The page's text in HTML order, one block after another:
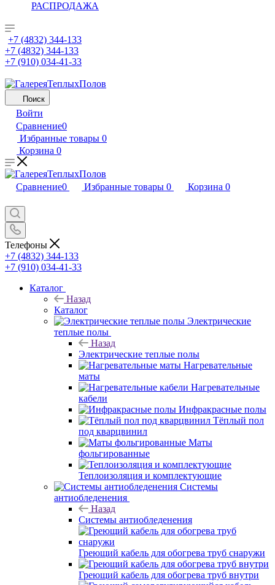
РАСПРОДАЖА
+7 (4832) 344-133
+7 (4832) 344-133
+7 (910) 034-41-33
Поиск
Войти
Сравнение0
Избранные товары 0
Корзина 0
Сравнение0 Избранные товары 0 Корзина 0
Телефоны
+7 (4832) 344-133
+7 (910) 034-41-33
Каталог
Назад
Каталог
Электрические
теплые полы
Назад
Электрические теплые полы
Нагревательные
маты
Нагревательные
кабели
Инфракрасные полы
Тёплый пол
под кварцвинил
Маты
фольгированные
Теплоизоляция и комплектующие
Системы
антиобледенения
Назад
Системы антиобледенения
Греющий кабель для обогрева труб снаружи
Греющий кабель для обогрева труб внутри